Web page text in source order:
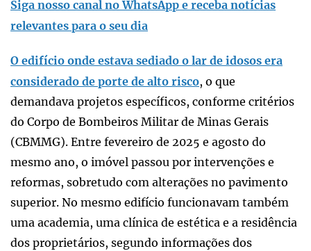
Siga nosso canal no WhatsApp e receba notícias
relevantes para o seu dia
O edifício onde estava sediado o lar de idosos era
considerado de porte de alto risco, o que
demandava projetos específicos, conforme critérios
do Corpo de Bombeiros Militar de Minas Gerais
(CBMMG). Entre fevereiro de 2025 e agosto do
mesmo ano, o imóvel passou por intervenções e
reformas, sobretudo com alterações no pavimento
superior. No mesmo edifício funcionavam também
uma academia, uma clínica de estética e a residência
dos proprietários, segundo informações dos